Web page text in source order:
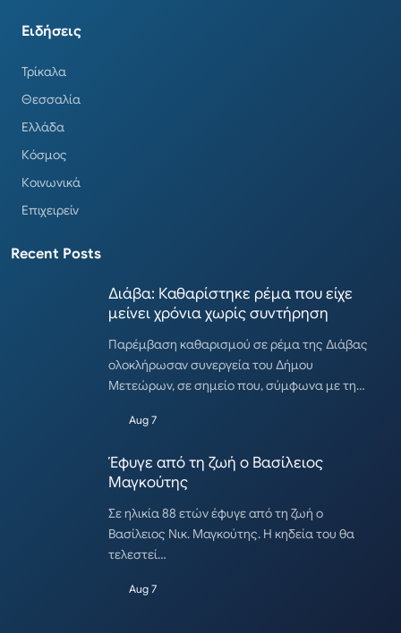
Ειδήσεις
Τρίκαλα
Θεσσαλία
Ελλάδα
Κόσμος
Κοινωνικά
Επιχειρείν
Recent Posts
Διάβα: Καθαρίστηκε ρέμα που είχε
μείνει χρόνια χωρίς συντήρηση
Παρέμβαση καθαρισμού σε ρέμα της Διάβας
ολοκλήρωσαν συνεργεία του Δήμου
Μετεώρων, σε σημείο που, σύμφωνα με τη…
Aug 7
Έφυγε από τη ζωή ο Βασίλειος
Μαγκούτης
Σε ηλικία 88 ετών έφυγε από τη ζωή ο
Βασίλειος Νικ. Μαγκούτης. Η κηδεία του θα
τελεστεί…
Aug 7